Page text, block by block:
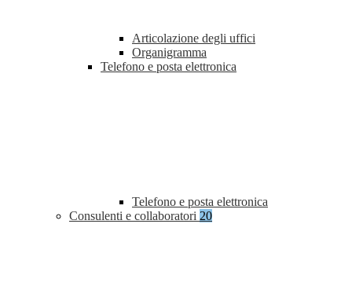
Articolazione degli uffici
Organigramma
Telefono e posta elettronica
Telefono e posta elettronica
Consulenti e collaboratori 20